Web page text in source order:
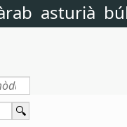
asturià